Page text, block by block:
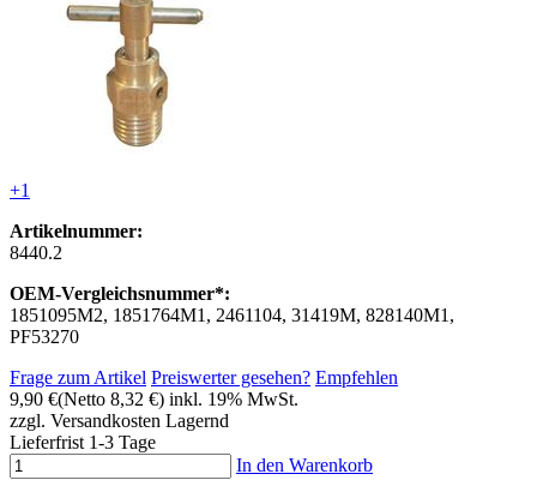
+1
Artikelnummer:
8440.2
OEM-Vergleichsnummer*:
1851095M2, 1851764M1, 2461104, 31419M, 828140M1,
PF53270
Frage zum Artikel Preiswerter gesehen? Empfehlen
9,90 €(Netto 8,32 €) inkl. 19% MwSt.
zzgl. Versandkosten Lagernd
Lieferfrist 1-3 Tage
In den Warenkorb